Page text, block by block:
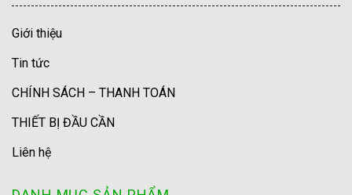
Giới thiệu
Tin tức
CHÍNH SÁCH – THANH TOÁN
THIẾT BỊ ĐẦU CẦN
Liên hệ